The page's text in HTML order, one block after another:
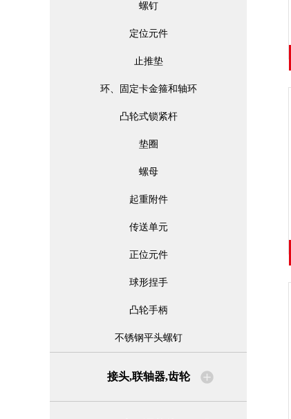
螺钉
定位元件
止推垫
环、固定卡金箍和轴环
凸轮式锁紧杆
垫圈
螺母
起重附件
传送单元
正位元件
球形捏手
凸轮手柄
不锈钢平头螺钉
接头,联轴器,齿轮